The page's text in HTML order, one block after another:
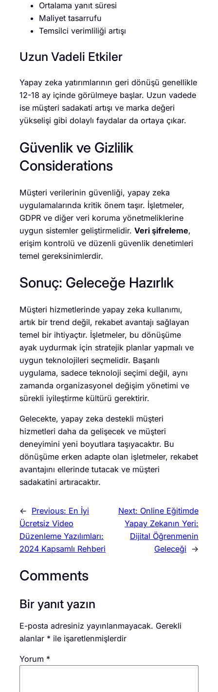
Ortalama yanıt süresi
Maliyet tasarrufu
Temsilci verimliliği artışı
Uzun Vadeli Etkiler
Yapay zeka yatırımlarının geri dönüşü genellikle
12-18 ay içinde görülmeye başlar. Uzun vadede
ise müşteri sadakati artışı ve marka değeri
yükselişi gibi dolaylı faydalar da ortaya çıkar.
Güvenlik ve Gizlilik
Considerations
Müşteri verilerinin güvenliği, yapay zeka
uygulamalarında kritik önem taşır. İşletmeler,
GDPR ve diğer veri koruma yönetmeliklerine
uygun sistemler geliştirmelidir. Veri şifreleme,
erişim kontrolü ve düzenli güvenlik denetimleri
temel gereksinimlerdir.
Sonuç: Geleceğe Hazırlık
Müşteri hizmetlerinde yapay zeka kullanımı,
artık bir trend değil, rekabet avantajı sağlayan
temel bir ihtiyaçtır. İşletmeler, bu dönüşüme
ayak uydurmak için stratejik planlar yapmalı ve
uygun teknolojileri seçmelidir. Başarılı
uygulama, sadece teknoloji seçimi değil, aynı
zamanda organizasyonel değişim yönetimi ve
sürekli iyileştirme kültürü gerektirir.
Gelecekte, yapay zeka destekli müşteri
hizmetleri daha da gelişecek ve müşteri
deneyimini yeni boyutlara taşıyacaktır. Bu
dönüşüme erken adapte olan işletmeler, rekabet
avantajını ellerinde tutacak ve müşteri
sadakatini artıracaktır.
← Previous: En İyi
Ücretsiz Video
Düzenleme Yazılımları:
2024 Kapsamlı Rehberi
Next: Online Eğitimde
Yapay Zekanın Yeri:
Dijital Öğrenmenin
Geleceği
→
Comments
Bir yanıt yazın
E-posta adresiniz yayınlanmayacak. Gerekli
alanlar * ile işaretlenmişlerdir
Yorum *